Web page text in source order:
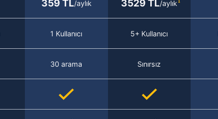
359 TL/aylık 3529 TL/aylık
1 Kullanıcı 5+ Kullanıcı
30 arama Sınırsız